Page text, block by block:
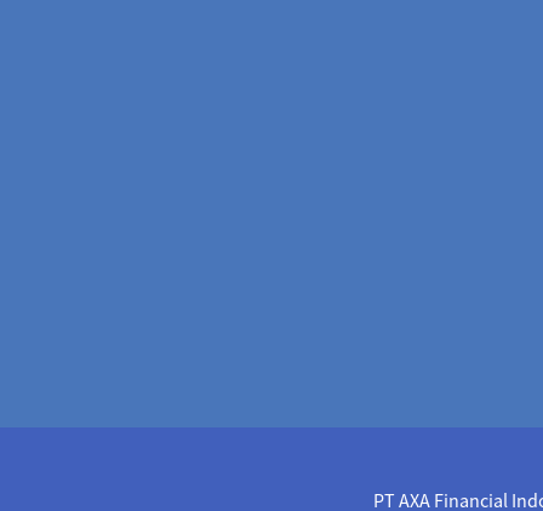
PT AXA Financial